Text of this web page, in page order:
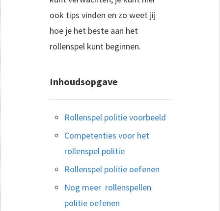
ook tips vinden en zo weet jij
hoe je het beste aan het
rollenspel kunt beginnen.
Inhoudsopgave
Rollenspel politie voorbeeld
Competenties voor het
rollenspel politie
Rollenspel politie oefenen
Nog meer rollenspellen
politie oefenen